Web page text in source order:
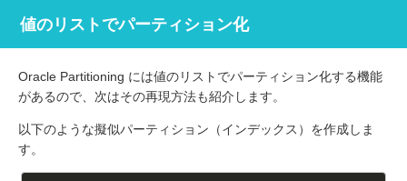
値のリストでパーティション化
Oracle Partitioning には値のリストでパーティション化する機能
があるので、次はその再現方法も紹介します。
以下のような擬似パーティション（インデックス）を作成しま
す。